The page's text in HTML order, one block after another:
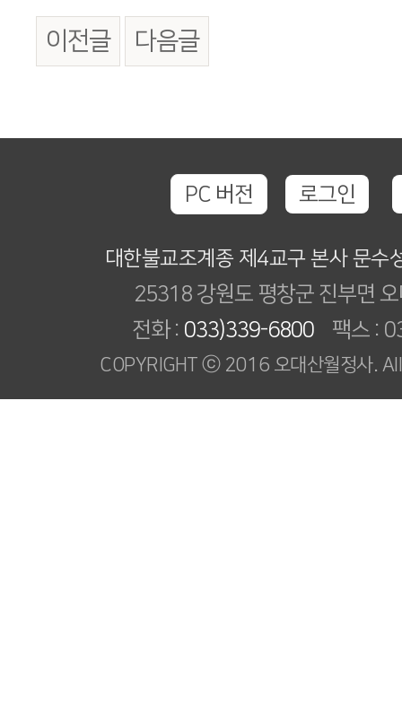
이전글 다음글
PC 버전 로그인
대한불교조계종 제4교구 본사 문수
25318 강원도 평창군 진부면
전화 : 033)339-6800 팩스 :
COPYRIGHT ⓒ 2016 오대산월정사.